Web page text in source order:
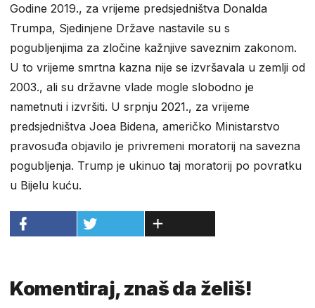
Godine 2019., za vrijeme predsjedništva Donalda
Trumpa, Sjedinjene Države nastavile su s
pogubljenjima za zločine kažnjive saveznim zakonom.
U to vrijeme smrtna kazna nije se izvršavala u zemlji od
2003., ali su državne vlade mogle slobodno je
nametnuti i izvršiti. U srpnju 2021., za vrijeme
predsjedništva Joea Bidena, američko Ministarstvo
pravosuđa objavilo je privremeni moratorij na savezna
pogubljenja. Trump je ukinuo taj moratorij po povratku
u Bijelu kuću.
Komentiraj, znaš da želiš!